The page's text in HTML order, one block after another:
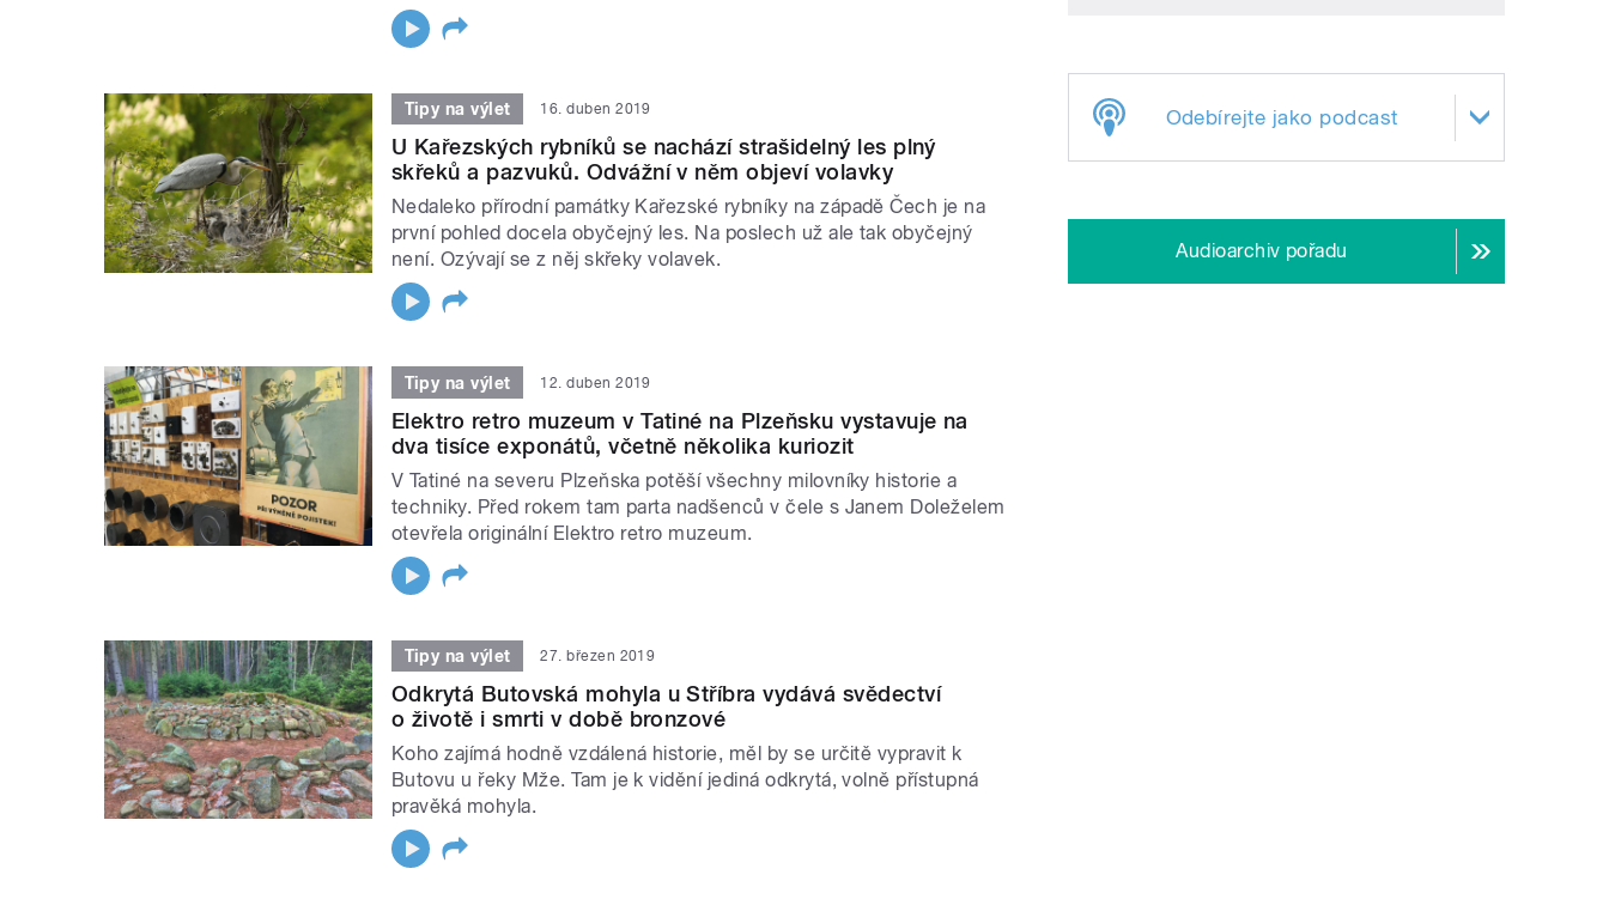
Tipy na výlet 16. duben 2019
U Kařezských rybníků se nachází strašidelný les plný
skřeků a pazvuků. Odvážní v něm objeví volavky
Nedaleko přírodní památky Kařezské rybníky na západě Čech je na
první pohled docela obyčejný les. Na poslech už ale tak obyčejný
není. Ozývají se z něj skřeky volavek.
Tipy na výlet 12. duben 2019
Elektro retro muzeum v Tatiné na Plzeňsku vystavuje na
dva tisíce exponátů, včetně několika kuriozit
V Tatiné na severu Plzeňska potěší všechny milovníky historie a
techniky. Před rokem tam parta nadšenců v čele s Janem Doleželem
otevřela originální Elektro retro muzeum.
Tipy na výlet 27. březen 2019
Odkrytá Butovská mohyla u Stříbra vydává svědectví
o životě i smrti v době bronzové
Koho zajímá hodně vzdálená historie, měl by se určitě vypravit k
Butovu u řeky Mže. Tam je k vidění jediná odkrytá, volně přístupná
pravěká mohyla.
Odebírejte jako podcast
Audioarchiv pořadu